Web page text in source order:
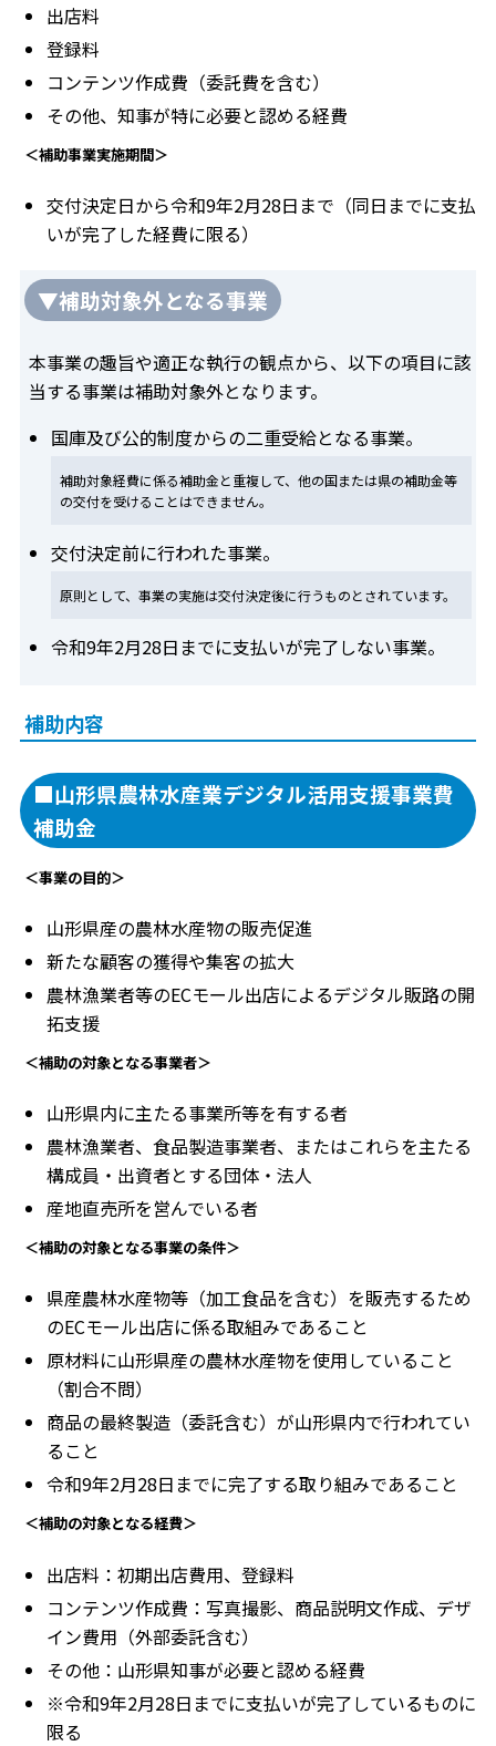
出店料
登録料
コンテンツ作成費（委託費を含む）
その他、知事が特に必要と認める経費
＜補助事業実施期間＞
交付決定日から令和9年2月28日まで（同日までに支払
いが完了した経費に限る）
▼補助対象外となる事業
本事業の趣旨や適正な執行の観点から、以下の項目に該
当する事業は補助対象外となります。
国庫及び公的制度からの二重受給となる事業。
補助対象経費に係る補助金と重複して、他の国または県の補助金等
の交付を受けることはできません。
交付決定前に行われた事業。
原則として、事業の実施は交付決定後に行うものとされています。
令和9年2月28日までに支払いが完了しない事業。
補助内容
■山形県農林水産業デジタル活用支援事業費
補助金
＜事業の目的＞
山形県産の農林水産物の販売促進
新たな顧客の獲得や集客の拡大
農林漁業者等のECモール出店によるデジタル販路の開
拓支援
＜補助の対象となる事業者＞
山形県内に主たる事業所等を有する者
農林漁業者、食品製造事業者、またはこれらを主たる
構成員・出資者とする団体・法人
産地直売所を営んでいる者
＜補助の対象となる事業の条件＞
県産農林水産物等（加工食品を含む）を販売するため
のECモール出店に係る取組みであること
原材料に山形県産の農林水産物を使用していること
（割合不問）
商品の最終製造（委託含む）が山形県内で行われてい
ること
令和9年2月28日までに完了する取り組みであること
＜補助の対象となる経費＞
出店料：初期出店費用、登録料
コンテンツ作成費：写真撮影、商品説明文作成、デザ
イン費用（外部委託含む）
その他：山形県知事が必要と認める経費
※令和9年2月28日までに支払いが完了しているものに
限る